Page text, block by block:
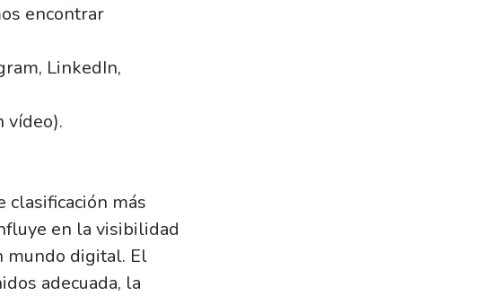
encontrar
LinkedIn,
vídeo).
clasificación más
en la visibilidad
mundo digital. El
adecuada, la